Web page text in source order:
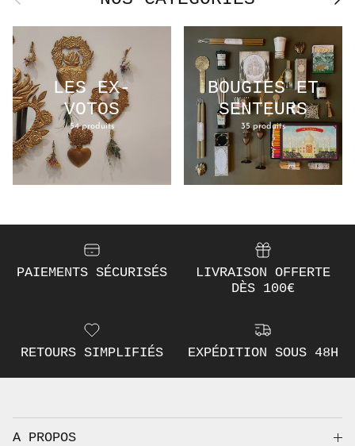
LES EX-
VOTOS
54 produits
BOUGIES ET
SENTEURS
35 produits
PAIEMENTS SÉCURISÉS
LIVRAISON OFFERTE
DÈS 100€
RETOURS SIMPLIFIÉS EXPÉDITION SOUS 48H
A PROPOS